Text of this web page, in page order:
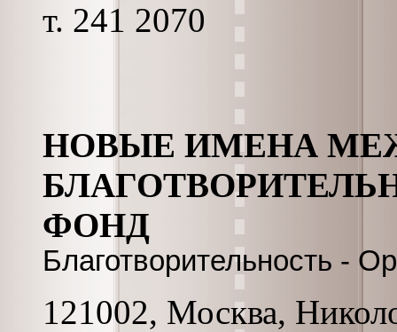
т. 241 2070
НОВЫЕ ИМЕНА
ФОНД
Благотворительность -
121002, Москва,